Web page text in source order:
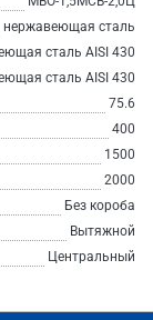
нержавеющая сталь
сталь AISI 430
сталь AISI 430
75.6
400
1500
2000
Без короба
Вытяжной
Центральный